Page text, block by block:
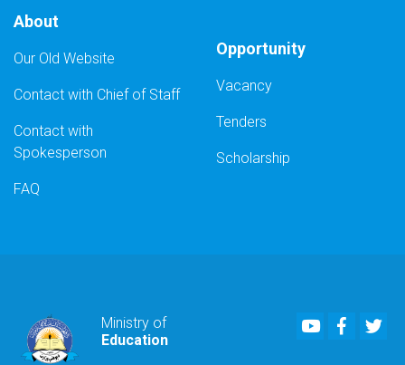
About
Our Old Website
Contact with Chief of Staff
Contact with
Spokesperson
FAQ
Opportunity
Vacancy
Tenders
Scholarship
Ministry of
Education
Youtube